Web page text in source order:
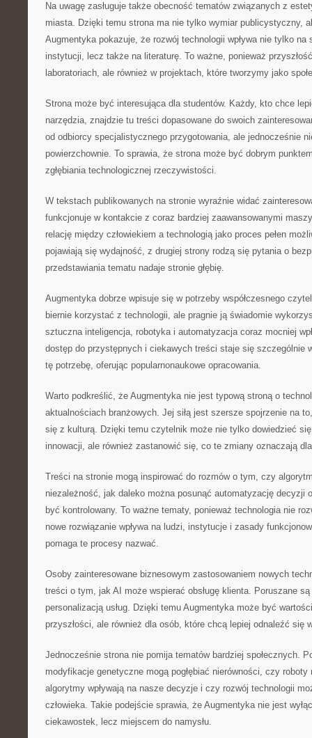
Na uwagę zasługuje także obecność tematów związanych z
miasta. Dzięki temu strona ma nie tylko wymiar publicystyczny,
Augmentyka pokazuje, że rozwój technologii wpływa nie tylko na
instytucji, lecz także na literaturę. To ważne, ponieważ
laboratoriach, ale również w projektach, które tworzymy jako
Strona może być interesująca dla studentów. Każdy, kto chce
narzędzia, znajdzie tu treści dopasowane do swoich
od odbiorcy specjalistycznego przygotowania, ale jednocześnie
powierzchownie. To sprawia, że strona może być dobrym
zgłębiania technologicznej rzeczywistości.
W tekstach publikowanych na stronie wyraźnie widać
funkcjonuje w kontakcie z coraz bardziej zaawansowanymi
relację między człowiekiem a technologią jako proces pełen
pojawiają się wydajność, z drugiej strony rodzą się pytania o
przedstawiania tematu nadaje stronie głębię.
Augmentyka dobrze wpisuje się w potrzeby współczesnego
biernie korzystać z technologii, ale pragnie ją świadomie
sztuczna inteligencja, robotyka i automatyzacja coraz mocniej
dostęp do przystępnych i ciekawych treści staje się szczególnie
tę potrzebę, oferując popularnonaukowe opracowania.
Warto podkreślić, że Augmentyka nie jest typową stroną o
aktualnościach branżowych. Jej siłą jest szersze spojrzenie na
się z kulturą. Dzięki temu czytelnik może nie tylko dowiedzieć
innowacji, ale również zastanowić się, co te zmiany oznaczają
Treści na stronie mogą inspirować do rozmów o tym, czy
niezależność, jak daleko można posunąć automatyzację decyzji
być kontrolowany. To ważne tematy, ponieważ technologia nie
nowe rozwiązanie wpływa na ludzi, instytucje i zasady
pomaga te procesy nazwać.
Osoby zainteresowane biznesowym zastosowaniem nowych
treści o tym, jak AI może wspierać obsługę klienta. Poruszane
personalizacją usług. Dzięki temu Augmentyka może być
przyszłości, ale również dla osób, które chcą lepiej odnaleźć się
Jednocześnie strona nie pomija tematów bardziej społecznych.
modyfikacje genetyczne mogą pogłębiać nierówności, czy
algorytmy wpływają na nasze decyzje i czy rozwój technologii
człowieka. Takie podejście sprawia, że Augmentyka nie jest
ciekawostek, lecz miejscem do namysłu.